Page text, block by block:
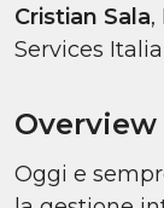
Cristian Sala,
Services Italia
Overview
Oggi e